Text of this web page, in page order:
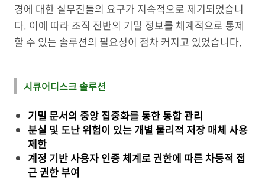
경에 대한 실무진들의 요구가 지속적으로 제기되었습니
다. 이에 따라 조직 전반의 기밀 정보를 체계적으로 통제
할 수 있는 솔루션의 필요성이 점차 커지고 있었습니다.
시큐어디스크 솔루션
기밀 문서의 중앙 집중화를 통한 통합 관리
분실 및 도난 위험이 있는 개별 물리적 저장 매체 사용
제한
계정 기반 사용자 인증 체계로 권한에 따른 차등적 접
근 권한 부여